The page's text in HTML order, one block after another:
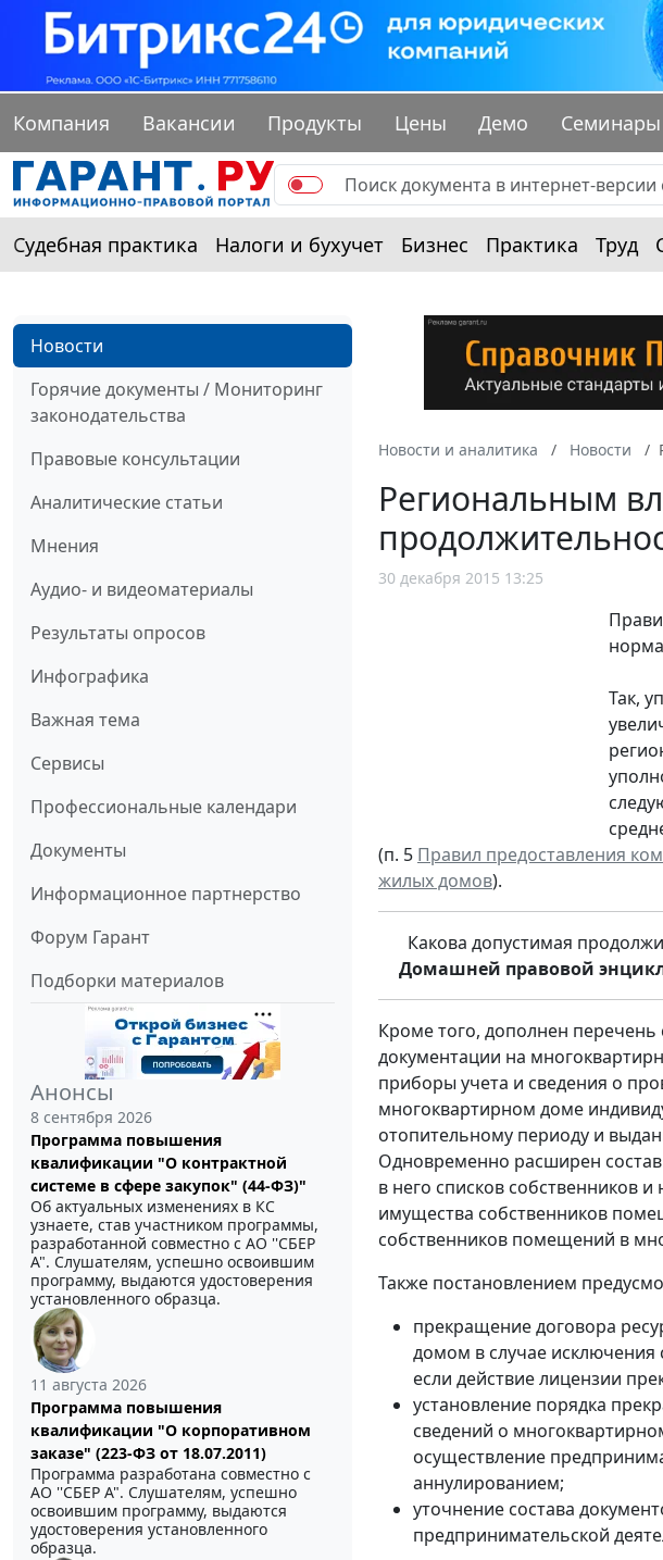
Компания Вакансии Продукты Цены Демо Семинары
Судебная практика Налоги и бухучет Бизнес Практика Труд
Новости
Горячие документы / Мониторинг
законодательства
Правовые консультации
Аналитические статьи
Мнения
Аудио- и видеоматериалы
Результаты опросов
Инфографика
Важная тема
Сервисы
Профессиональные календари
Документы
Информационное партнерство
Форум Гарант
Подборки материалов
Анонсы
8 сентября 2026
Программа повышения
квалификации "О контрактной
системе в сфере закупок" (44-ФЗ)"
Об актуальных изменениях в КС
узнаете, став участником программы,
разработанной совместно с АО ''СБЕР
А". Слушателям, успешно освоившим
программу, выдаются удостоверения
установленного образца.
11 августа 2026
Программа повышения
квалификации "О корпоративном
заказе" (223-ФЗ от 18.07.2011)
Программа разработана совместно с
АО ''СБЕР А". Слушателям, успешно
освоившим программу, выдаются
удостоверения установленного
образца.
Новости и аналитика Новости
Региональным
30 декабря 2015 13:25
Так,
(п. 5 Правил предоставления
жилых домов).
Какова допустимая
Домашней правовой
Кроме того, дополнен
документации на
приборы учета и сведения о
многоквартирном доме
отопительному периоду и
Одновременно расширен
в него списков собственников
имущества собственников
собственников помещений в
Также постановлением
прекращение договора
домом в случае исключения
если действие лицензии
установление порядка
сведений о
осуществление
аннулированием;
уточнение состава
предпринимательской